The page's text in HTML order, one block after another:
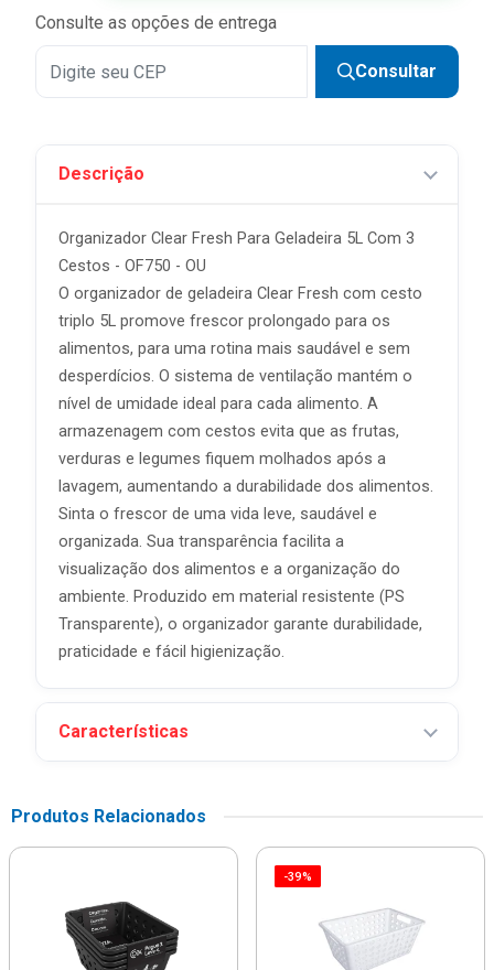
Consulte as opções de entrega
Consultar
Descrição
Organizador Clear Fresh Para Geladeira 5L Com 3
Cestos - OF750 - OU
O organizador de geladeira Clear Fresh com cesto
triplo 5L promove frescor prolongado para os
alimentos, para uma rotina mais saudável e sem
desperdícios. O sistema de ventilação mantém o
nível de umidade ideal para cada alimento. A
armazenagem com cestos evita que as frutas,
verduras e legumes fiquem molhados após a
lavagem, aumentando a durabilidade dos alimentos.
Sinta o frescor de uma vida leve, saudável e
organizada. Sua transparência facilita a
visualização dos alimentos e a organização do
ambiente. Produzido em material resistente (PS
Transparente), o organizador garante durabilidade,
praticidade e fácil higienização.
Características
Produtos Relacionados
-39%